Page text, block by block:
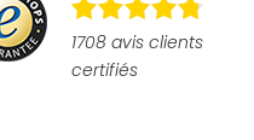
1708 avis clients
certifiés